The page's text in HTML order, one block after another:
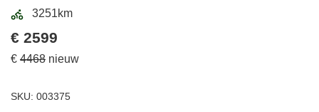
3251km
€ 2599
€ 4468 nieuw
SKU: 003375